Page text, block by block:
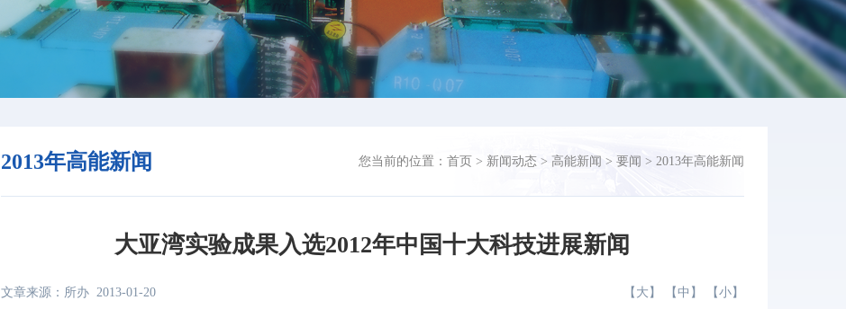
2013年高能新闻 您当前的位置： 首页 > 新闻动态 > 高能新闻 > 要闻 > 2013年高能新闻
大亚湾实验成果入选2012年中国十大科技进展新闻
文章来源：所办 2013-01-20 【 大 】 【 中 】 【 小 】